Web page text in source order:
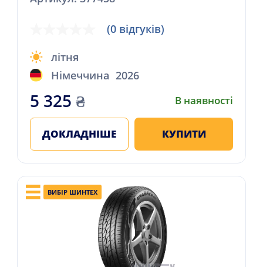
(0 відгуків)
літня
Німеччина 2026
5 325 ₴ В наявності
ДОКЛАДНІШЕ КУПИТИ
ВИБІР ШИНТЕХ